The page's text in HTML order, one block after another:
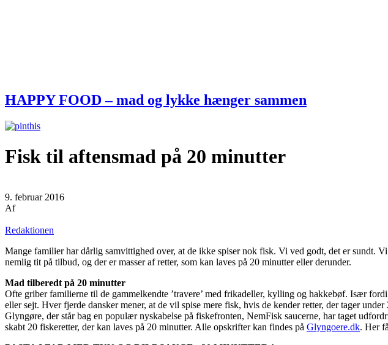
HAPPY FOOD – mad og lykke hænger sammen
Fisk til aftensmad på 20 minutter
9. februar 2016
Af
Redaktionen
Mange familier har dårlig samvittighed over, at de ikke spiser nok fisk. Vi ved godt, det er
nemlig tit på tilbud, og der er masser af retter, som kan laves på 20 minutter eller derunder.
Mad tilberedt på 20 minutter
Ofte griber familierne til de gammelkendte ’travere’ med frikadeller, kylling og hakkebøf. Især
eller sejt. Hver fjerde dansker mener, at de vil spise mere fisk, hvis de kender retter, der tager under
Glyngøre, der står bag en populær nyskabelse på fiskefronten, NemFisk saucerne, har taget
skabt 20 fiskeretter, der kan laves på 20 minutter. Alle opskrifter kan findes på Glyngoere.dk. Her